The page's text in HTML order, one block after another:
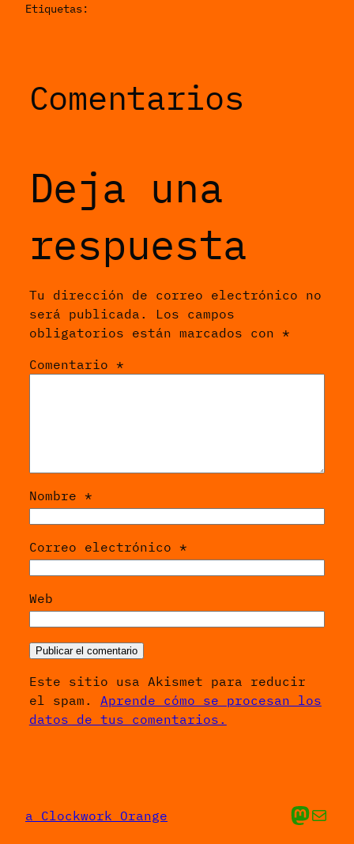
Etiquetas:
Comentarios
Deja una
respuesta
Tu dirección de correo electrónico no
será publicada.
Los campos
obligatorios están marcados con *
Comentario *
Nombre *
Correo electrónico *
Web
Este sitio usa Akismet para reducir
el spam. Aprende cómo se procesan los
datos de tus comentarios.
a Clockwork Orange Mis cosas en
Envíame